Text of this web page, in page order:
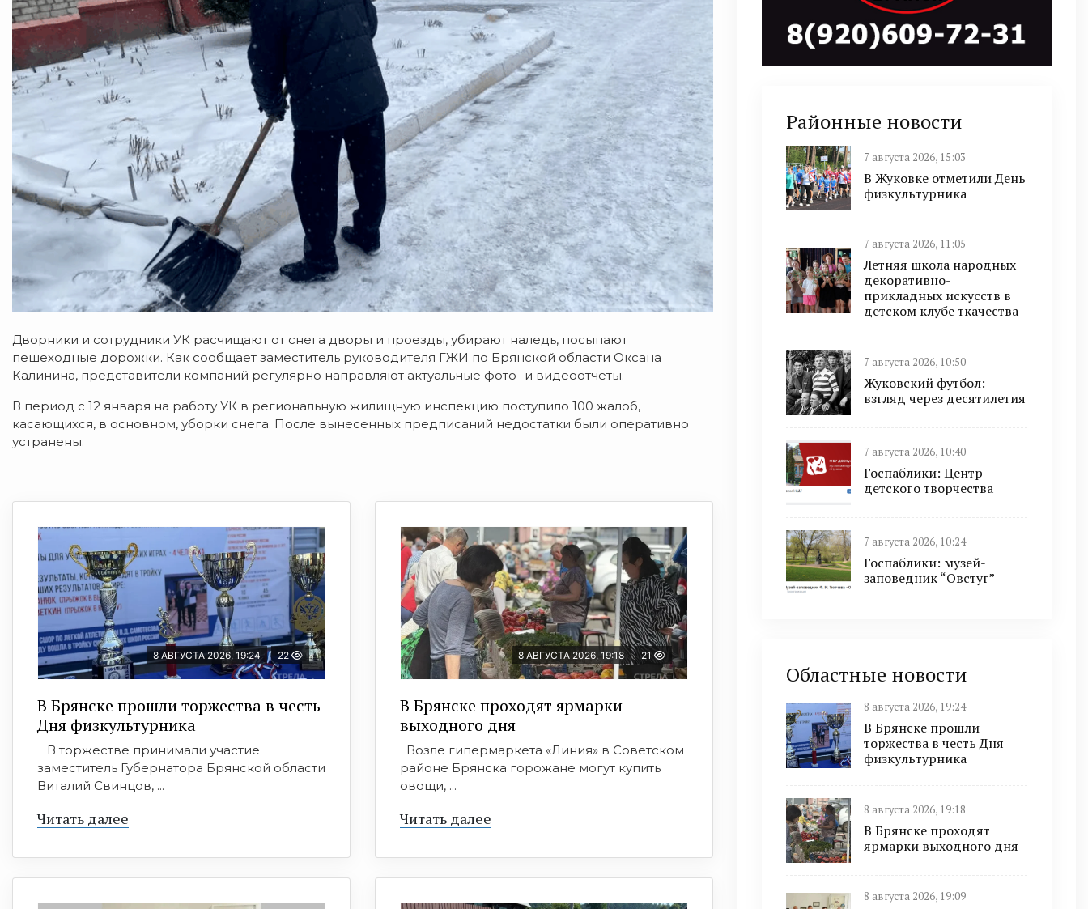
Дворники и сотрудники УК расчищают от снега дворы и проезды, убирают наледь, посыпают
пешеходные дорожки. Как сообщает заместитель руководителя ГЖИ по Брянской области Оксана
Калинина, представители компаний регулярно направляют актуальные фото- и видеоотчеты.
В период с 12 января на работу УК в региональную жилищную инспекцию поступило 100 жалоб,
касающихся, в основном, уборки снега. После вынесенных предписаний недостатки были оперативно
устранены.
8 АВГУСТА 2026, 19:24 22
В Брянске прошли торжества в честь
Дня физкультурника
В торжестве принимали участие
заместитель Губернатора Брянской области
Виталий Свинцов, ...
Читать далее
8 АВГУСТА 2026, 19:18 21
В Брянске проходят ярмарки
выходного дня
Возле гипермаркета «Линия» в Советском
районе Брянска горожане могут купить
овощи, ...
Читать далее
Районные новости
7 августа 2026, 15:03
В Жуковке отметили День
физкультурника
7 августа 2026, 11:05
Летняя школа народных
декоративно-
прикладных искусств в
детском клубе ткачества
7 августа 2026, 10:50
Жуковский футбол:
взгляд через десятилетия
7 августа 2026, 10:40
Госпаблики: Центр
детского творчества
7 августа 2026, 10:24
Госпаблики: музей-
заповедник “Овстуг”
Областные новости
8 августа 2026, 19:24
В Брянске прошли
торжества в честь Дня
физкультурника
8 августа 2026, 19:18
В Брянске проходят
ярмарки выходного дня
8 августа 2026, 19:09